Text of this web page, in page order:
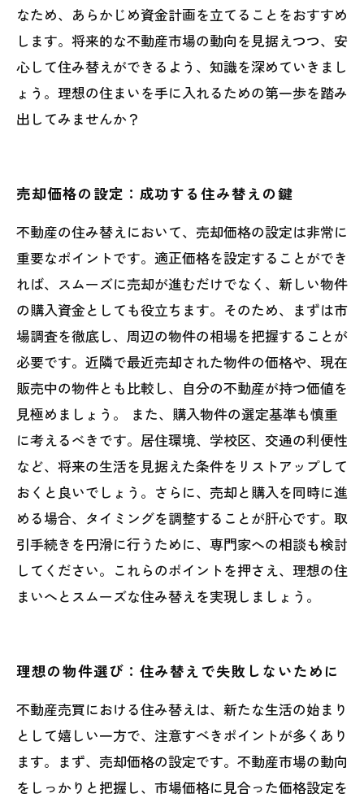
なため、あらかじめ資金計画を立てることをおすすめ
します。将来的な不動産市場の動向を見据えつつ、安
心して住み替えができるよう、知識を深めていきまし
ょう。理想の住まいを手に入れるための第一歩を踏み
出してみませんか？
売却価格の設定：成功する住み替えの鍵
不動産の住み替えにおいて、売却価格の設定は非常に
重要なポイントです。適正価格を設定することができ
れば、スムーズに売却が進むだけでなく、新しい物件
の購入資金としても役立ちます。そのため、まずは市
場調査を徹底し、周辺の物件の相場を把握することが
必要です。近隣で最近売却された物件の価格や、現在
販売中の物件とも比較し、自分の不動産が持つ価値を
見極めましょう。 また、購入物件の選定基準も慎重
に考えるべきです。居住環境、学校区、交通の利便性
など、将来の生活を見据えた条件をリストアップして
おくと良いでしょう。さらに、売却と購入を同時に進
める場合、タイミングを調整することが肝心です。取
引手続きを円滑に行うために、専門家への相談も検討
してください。これらのポイントを押さえ、理想の住
まいへとスムーズな住み替えを実現しましょう。
理想の物件選び：住み替えで失敗しないために
不動産売買における住み替えは、新たな生活の始まり
として嬉しい一方で、注意すべきポイントが多くあり
ます。まず、売却価格の設定です。不動産市場の動向
をしっかりと把握し、市場価格に見合った価格設定を